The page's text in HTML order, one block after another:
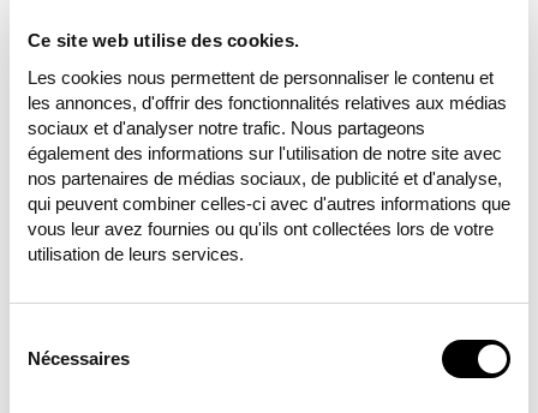
Ce site web utilise des cookies.
Les cookies nous permettent de personnaliser le contenu et
les annonces, d'offrir des fonctionnalités relatives aux médias
sociaux et d'analyser notre trafic. Nous partageons
également des informations sur l'utilisation de notre site avec
nos partenaires de médias sociaux, de publicité et d'analyse,
qui peuvent combiner celles-ci avec d'autres informations que
vous leur avez fournies ou qu'ils ont collectées lors de votre
utilisation de leurs services.
Nécessaires
en forme et à veiller à notre bien-être. Notre
maison doit elle aussi être en bon état. La
campagne décline ce slogan sous deux formes
pour les différents modules de la rénovation
énergétique: le visuel «sport» crée un lien avec
sa propre forme physique, tandis que le visuel
«décontraction» exprime avec le même message
le sentiment de bien-être lorsque tout fonctionne
communication met l’accent sur le module
Énergie solaire avec le message «Votre maison